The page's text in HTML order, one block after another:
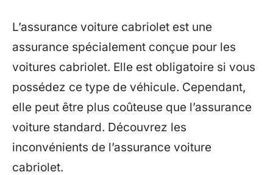
L’assurance voiture cabriolet est une
assurance spécialement conçue pour les
voitures cabriolet. Elle est obligatoire si vous
possédez ce type de véhicule. Cependant,
elle peut être plus coûteuse que l’assurance
voiture standard. Découvrez les
inconvénients de l’assurance voiture
cabriolet.